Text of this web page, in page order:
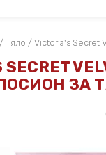
/ Тяло / Victoria's Secret
SECRET
ЗА